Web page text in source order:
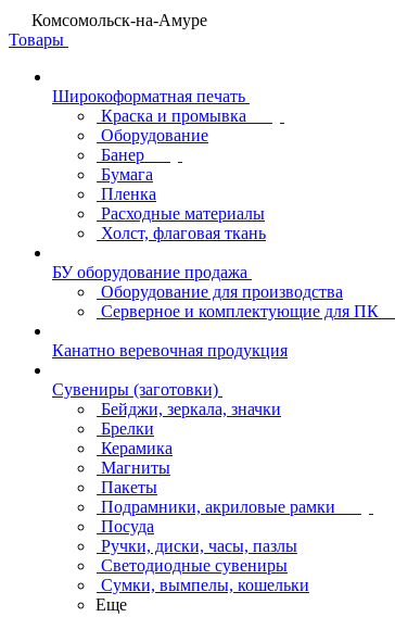
Комсомольск-на-Амуре
Товары
Широкоформатная печать
Краска и промывка
Оборудование
Банер
Бумага
Пленка
Расходные материалы
Холст, флаговая ткань
БУ оборудование продажа
Оборудование для производства
Серверное и комплектующие для ПК
Канатно веревочная продукция
Сувениры (заготовки)
Бейджи, зеркала, значки
Брелки
Керамика
Магниты
Пакеты
Подрамники, акриловые рамки
Посуда
Ручки, диски, часы, пазлы
Светодиодные сувениры
Сумки, вымпелы, кошельки
Еще